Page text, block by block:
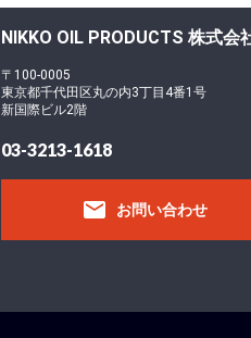
NIKKO OIL PRODUCTS 株式会
〒100-0005
東京都千代田区丸の内3丁目4番1号
新国際ビル2階
03-3213-1618
email お問い合わせ